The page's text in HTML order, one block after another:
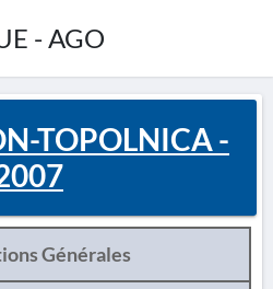
- AGO
TOPOLNICA -
Générales